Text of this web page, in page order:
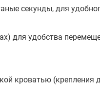
секунды, для
для удобства
кроватью (крепления